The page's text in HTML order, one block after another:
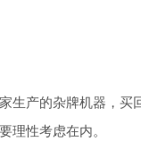
生产的杂牌机器，买
性考虑在内。